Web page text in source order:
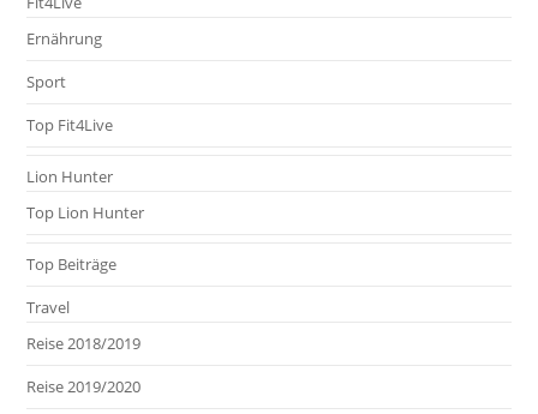
Ernährung
Sport
Top Fit4Live
Lion Hunter
Top Lion Hunter
Top Beiträge
Travel
Reise 2018/2019
Reise 2019/2020